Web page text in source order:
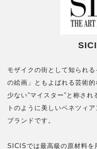
モザイクの街として知られ
の絵画」ともよばれる芸術
少ない”マイスター”と称さ
トのように美しいベネツィ
ブランドです。
SICISでは最高級の原材料を